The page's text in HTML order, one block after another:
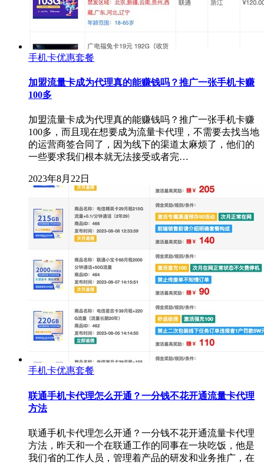
手机卡优惠套餐
加盟流量卡成为代理真的能赚钱吗？推广一张手机卡赚
100多
加盟流量卡成为代理真的能赚钱吗？推广一张手机卡赚
100多，而且现在想要成为流量卡代理，不需要去找当地
的运营商签合同了，因为线下的渠道太麻烦了，他们的
一些要求我们根本就无法接受或者完…
2023年8月22日
手机卡优惠套餐
联通手机卡代理怎么开通？一分钱不花开通流量卡代理
方法
联通手机卡代理怎么开通？一分钱不花开通流量卡代理
方法，昨天和一个在联通工作的同事在一块吃饭，他是
我们省的工作人员，管理着产品的研发和业务推广，在